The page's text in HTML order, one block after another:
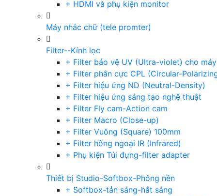
+ HDMI và phụ kiện monitor
Máy nhắc chữ (tele promter)
Filter--Kính lọc
+ Filter bảo vệ UV (Ultra-violet) cho
+ Filter phân cực CPL (Circular-
+ Filter hiệu ứng ND (Neutral-Density)
+ Filter hiệu ứng sáng tạo nghệ thuật
+ Filter Fly cam-Action cam
+ Filter Macro (Close-up)
+ Filter Vuông (Square) 100mm
+ Filter hồng ngoại IR (Infrared)
+ Phụ kiện Túi đựng-filter adapter
Thiết bị Studio-Softbox-Phông nền
+ Softbox-tản sáng-hắt sáng